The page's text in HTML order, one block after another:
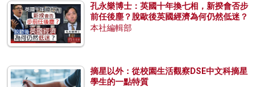
孔永樂博士：英國十年換七相，新揆會否步
前任後塵？脫歐後英國經濟為何仍然低迷？
本社編輯部
摘星以外：從校園生活觀察DSE中文科摘星
學生的一點特質